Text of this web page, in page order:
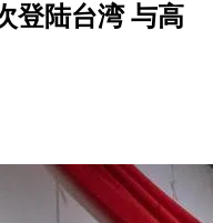
登陆台湾 与高